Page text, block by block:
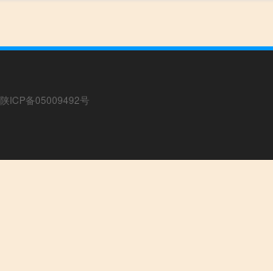
陕ICP备05009492号